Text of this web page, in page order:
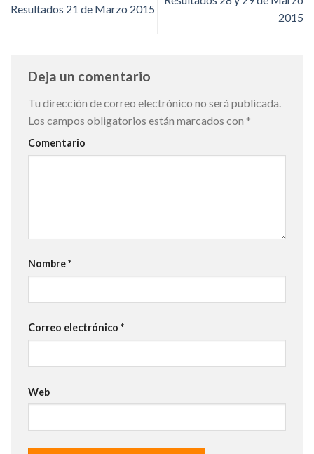
Resultados 21 de Marzo 2015
2015
Deja un comentario
Tu dirección de correo electrónico no será publicada.
Los campos obligatorios están marcados con *
Comentario
Nombre*
Correo electrónico *
Web